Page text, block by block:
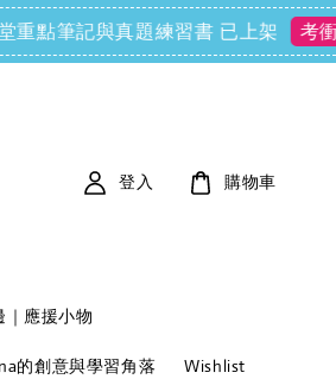
記與真題練習書 已上架 考衝必備
應援小物
的創意與學習角落 Wishlist
登入 購物車